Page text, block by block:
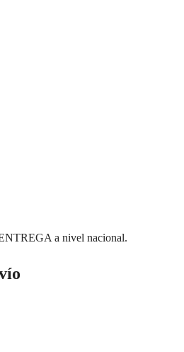
a nivel nacional.